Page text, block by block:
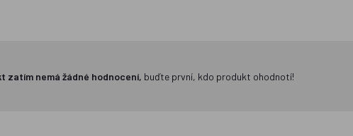
zatím nemá žádné hodnocení, buďte první, kdo produkt ohodnotí!